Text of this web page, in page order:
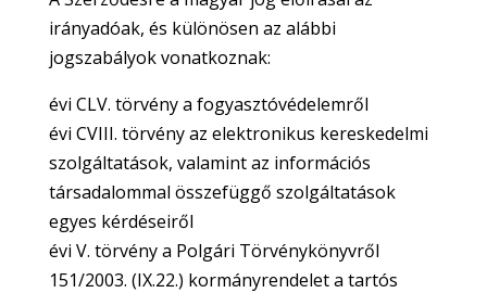
irányadóak, és különösen az alábbi
jogszabályok vonatkoznak:
évi CLV. törvény a fogyasztóvédelemről
évi CVIII. törvény az elektronikus kereskedelmi
szolgáltatások, valamint az információs
társadalommal összefüggő szolgáltatások
egyes kérdéseiről
évi V. törvény a Polgári Törvénykönyvről
151/2003. (IX.22.) kormányrendelet a tartós